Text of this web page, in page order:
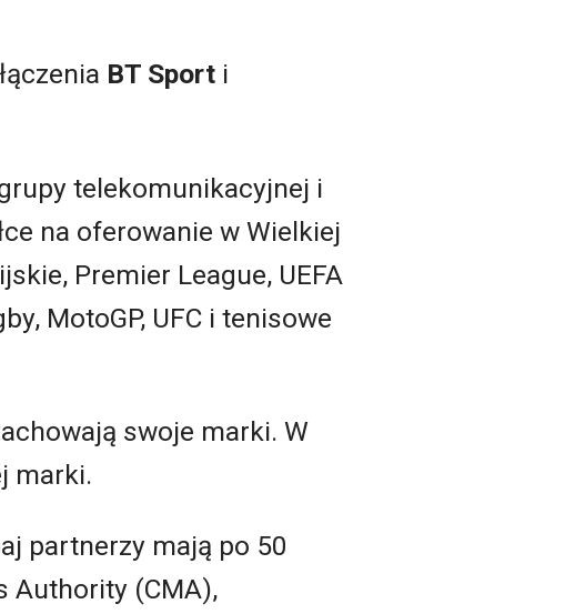
BT Sport i
telekomunikacyjnej i
na oferowanie w Wielkiej
Premier League, UEFA
MotoGP, UFC i tenisowe
swoje marki. W
marki.
partnerzy mają po 50
Authority (CMA),